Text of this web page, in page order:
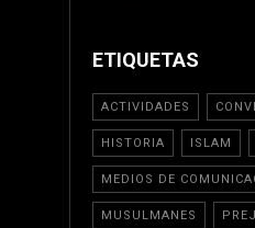
ETIQUETAS
ACTIVIDADES
HISTORIA ISLAM
MEDIOS DE
MUSULMANES